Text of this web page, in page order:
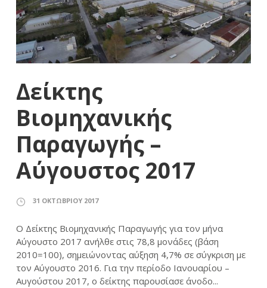
Δείκτης
Βιομηχανικής
Παραγωγής –
Αύγουστος 2017
31 ΟΚΤΩΒΡΊΟΥ 2017
Ο Δείκτης Βιομηχανικής Παραγωγής για τον μήνα
Αύγουστο 2017 ανήλθε στις 78,8 μονάδες (βάση
2010=100), σημειώνοντας αύξηση 4,7% σε σύγκριση με
τον Αύγουστο 2016. Για την περίοδο Ιανουαρίου –
Αυγούστου 2017, ο δείκτης παρουσίασε άνοδο...